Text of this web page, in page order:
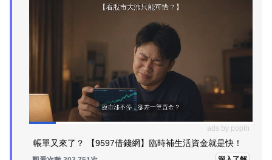
ads by popIn
帳單又來了？ 【9597借錢網】臨時補生活資金就是快！